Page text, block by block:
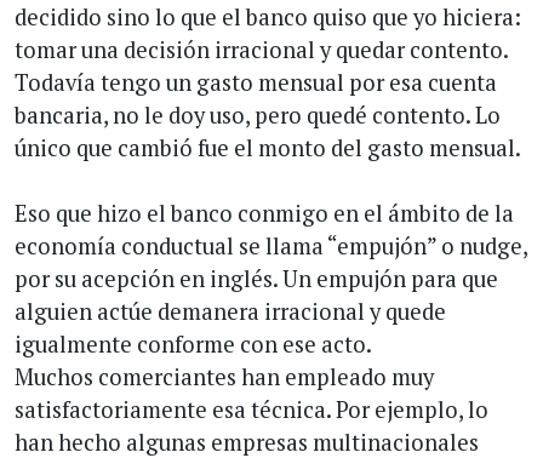
decidido sino lo que el banco quiso que yo hiciera:
tomar una decisión irracional y quedar contento.
Todavía tengo un gasto mensual por esa cuenta
bancaria, no le doy uso, pero quedé contento. Lo
único que cambió fue el monto del gasto mensual.
Eso que hizo el banco conmigo en el ámbito de la
economía conductual se llama “empujón” o nudge,
por su acepción en inglés. Un empujón para que
alguien actúe demanera irracional y quede
igualmente conforme con ese acto.
Muchos comerciantes han empleado muy
satisfactoriamente esa técnica. Por ejemplo, lo
han hecho algunas empresas multinacionales